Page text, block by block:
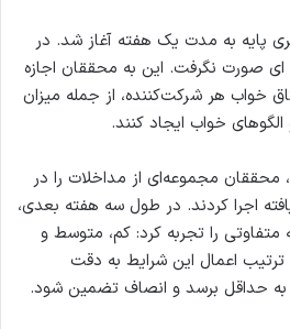
پایه به مدت یک هفته آغاز شد. در
ای صورت نگرفت. این به محققان اجازه
خواب هر شرکت‌کننده، از جمله میزان
خواب ایجاد کنند.
محققان مجموعه‌ای از مداخلات را در
اجرا کردند. در طول سه هفته بعدی،
را تجربه کرد: کم، متوسط و
اعمال این شرایط به دقت
حداقل برسد و انصاف تضمین شود.